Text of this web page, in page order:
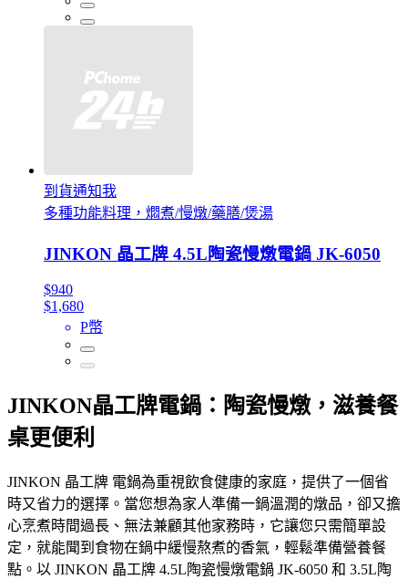
到貨通知我
多種功能料理，燜煮/慢燉/藥膳/煲湯
JINKON 晶工牌 4.5L陶瓷慢燉電鍋 JK-6050
$940
$1,680
P幣
JINKON晶工牌電鍋：陶瓷慢燉，滋養餐
桌更便利
JINKON 晶工牌 電鍋為重視飲食健康的家庭，提供了一個省
時又省力的選擇。當您想為家人準備一鍋溫潤的燉品，卻又擔
心烹煮時間過長、無法兼顧其他家務時，它讓您只需簡單設
定，就能聞到食物在鍋中緩慢熬煮的香氣，輕鬆準備營養餐
點。以 JINKON 晶工牌 4.5L陶瓷慢燉電鍋 JK-6050 和 3.5L陶